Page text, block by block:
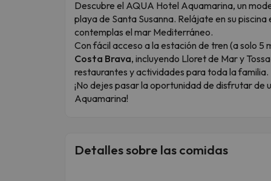
Descubre el AQUA Hotel Aquamarina, un
playa de Santa Susanna. Relájate en su
contemplas el mar Mediterráneo.
Con fácil acceso a la estación de tren (a solo
Costa Brava, incluyendo Lloret de Mar y
restaurantes y actividades para toda la familia.
¡No dejes pasar la oportunidad de disfrutar
Aquamarina!
Detalles sobre las comidas